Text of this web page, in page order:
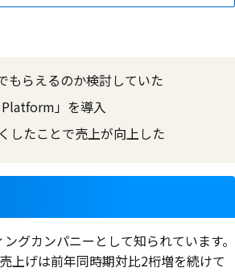
もらえるのか検討していた
」を導入
したことで売上が向上した
グカンパニーとして知られています。
上げは前年同時期対比2桁増を続けて